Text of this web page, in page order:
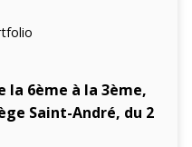
la 6ème à la 3ème,
Saint-André, du 2